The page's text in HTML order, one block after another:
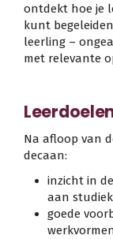
ontdekt hoe je
kunt
leerling –
met relevante
Na afloop van
decaan:
inzicht in
aan
goede